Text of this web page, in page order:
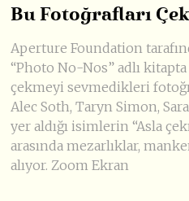
Bu Fotoğrafları
Aperture Foundation
“Photo No-Nos” adlı
çekmeyi sevmedikleri
Alec Soth, Taryn Simon,
yer aldığı isimlerin “Asla
arasında mezarlıklar,
alıyor. Zoom Ekran